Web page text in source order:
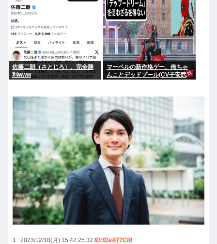
佐藤二朗（さとじろ）、完全勝
利www
マーベルの新作格ゲー、俺ちゃ
んことデッドプール(CV子安武
1 : 2023/12/18(月) 15:42:25.32 ID:fDaATTCt0